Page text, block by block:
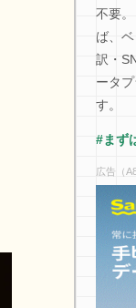
不要
ば、
訳・
ータ
す。
#まず
広告（